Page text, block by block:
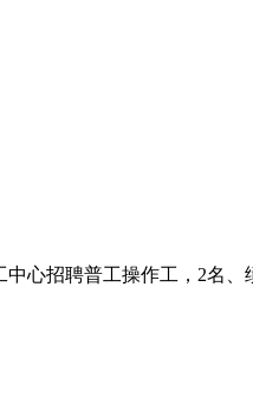
心招聘普工操作工，2名、